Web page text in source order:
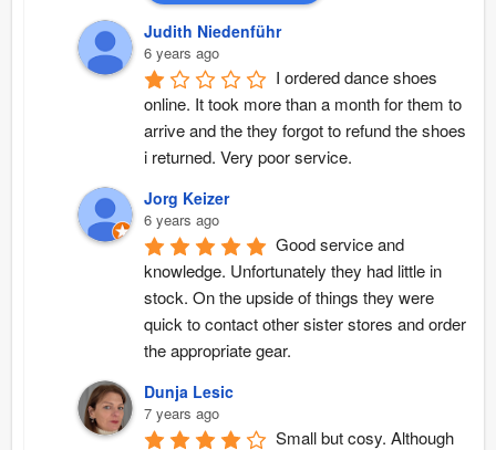
Judith Niedenführ
6 years ago
I ordered dance shoes
online. It took more than a month for them to
arrive and the they forgot to refund the shoes
i returned. Very poor service.
Jorg Keizer
6 years ago
Good service and
knowledge. Unfortunately they had little in
stock. On the upside of things they were
quick to contact other sister stores and order
the appropriate gear.
Dunja Lesic
7 years ago
Small but cosy. Although